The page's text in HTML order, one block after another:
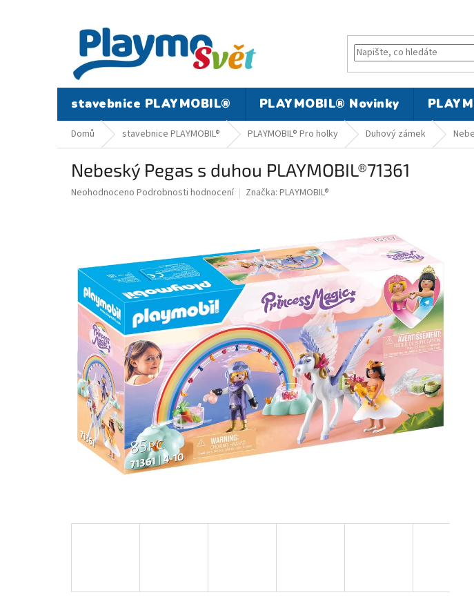
stavebnice PLAYMOBIL® PLAYMOBIL® Novinky
Domů stavebnice PLAYMOBIL® PLAYMOBIL® Pro holky Duhový zámek
Nebeský Pegas s duhou PLAYMOBIL®71361
Průměrné
hvězdiček.
Neohodnoceno Podrobnosti hodnocení Značka: PLAYMOBIL®